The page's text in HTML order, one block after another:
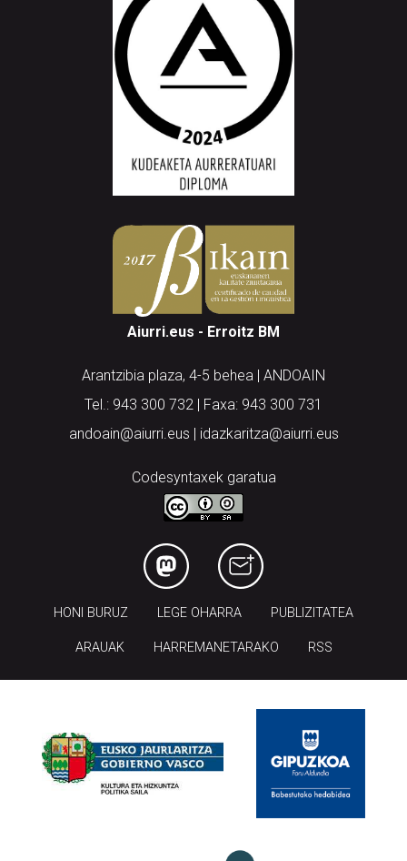
Aiurri.eus - Erroitz BM
Arantzibia plaza, 4-5 behea | ANDOAIN
Tel.: 943 300 732 | Faxa: 943 300 731
andoain@aiurri.eus | idazkaritza@aiurri.eus
Codesyntaxek garatua
HONI BURUZ LEGE OHARRA PUBLIZITATEA
ARAUAK HARREMANETARAKO RSS